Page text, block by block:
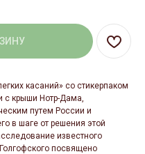
касаний» со стикерпаком
с крыши Нотр-Дама,
путем России и
в шаге от решения этой
известного
посвящено